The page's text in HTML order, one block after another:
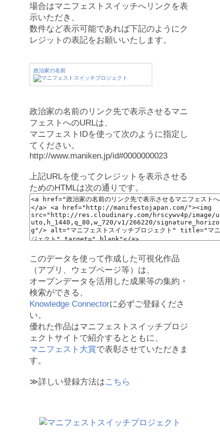
場合はマニフェストスイッチへリンクを表
示いただき、
数件など表示可能であれば下記のようにク
レジットの表記をお願いいたします。
政治家の名前
政治家の名前のリンク先で表示させるマニ
フェストへのURLは、
マニフェストIDを使って次のように指定し
てください。
http://www.maniken.jp/id#0000000023
上記URLを使ってクレジットを表示させる
ためのHTMLは次の通りです。
このデータを使って作成した可視化作品
（アプリ、ウェブページ等）は、
オープンデータを活用した成果等の集約・
検索ができる、
Knowledge Connectorに必ずご登録くださ
い。
優れた作品はマニフェストスイッチプロジ
ェクトサイトで紹介するとともに、
マニフェスト大賞で表彰させていただきま
す。
≫詳しい登録方法はこちら